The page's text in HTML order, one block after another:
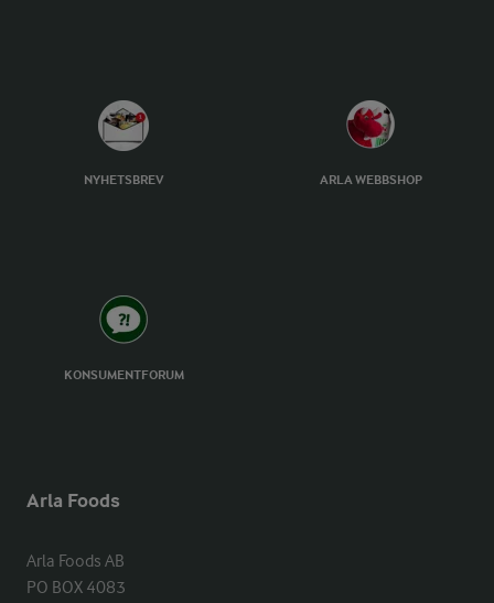
NYHETSBREV ARLA WEBBSHOP
KONSUMENTFORUM
Arla Foods
Arla Foods AB
PO BOX 4083